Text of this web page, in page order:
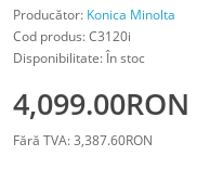
Producător: Konica Minolta
Cod produs: C3120i
Disponibilitate: În stoc
4,099.00RON
Fără TVA: 3,387.60RON